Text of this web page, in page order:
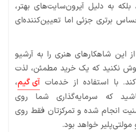
به دلیل آیرون‌سایت‌های بهتر،
برتری جزئی اما تعیین‌کننده‌ای
این شاهکارهای هنری را به آرشیو
نکنید که یک خرید مطمئن، لذت
با استفاده از خدمات آی گیم،
که سرمایه‌گذاری شما روی
انجام شده و تمرکزتان فقط روی
خواهد بود.